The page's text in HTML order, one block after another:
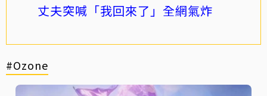
丈夫突喊「我回來了」全網氣炸
#Ozone